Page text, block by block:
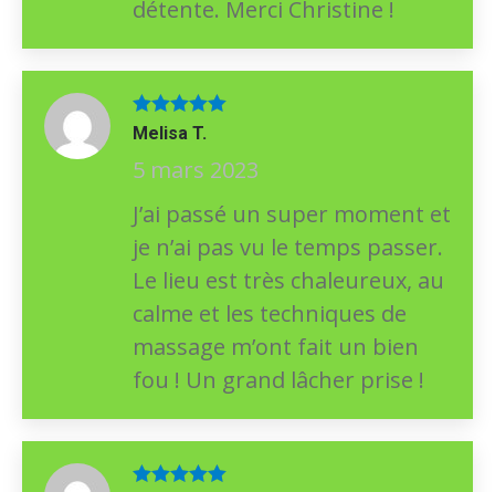
détente. Merci Christine !
Note5sur
Melisa T.
5 mars 2023
J’ai passé un super moment et
je n’ai pas vu le temps passer.
Le lieu est très chaleureux, au
calme et les techniques de
massage m’ont fait un bien
fou ! Un grand lâcher prise !